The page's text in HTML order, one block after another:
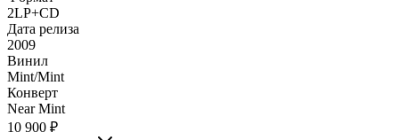
2LP+CD
Дата релиза
2009
Винил
Mint/Mint
Конверт
Near Mint
10 900 ₽